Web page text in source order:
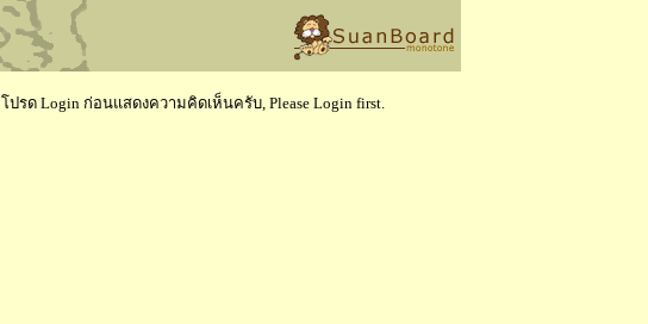
โปรด Login ก่อนแสดงความคิดเห็นครับ, Please Login first.